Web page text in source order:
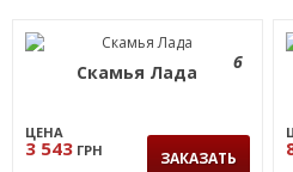
6
Скамья Лада
ЦЕНА
3 543 ГРН ЗАКАЗАТЬ